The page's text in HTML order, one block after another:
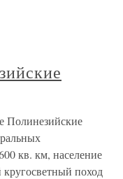
Полинезийские
кв. км, население
поход